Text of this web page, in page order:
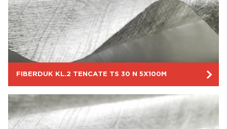
FIBERDUK KL.2 TENCATE TS 30 N 5X100M